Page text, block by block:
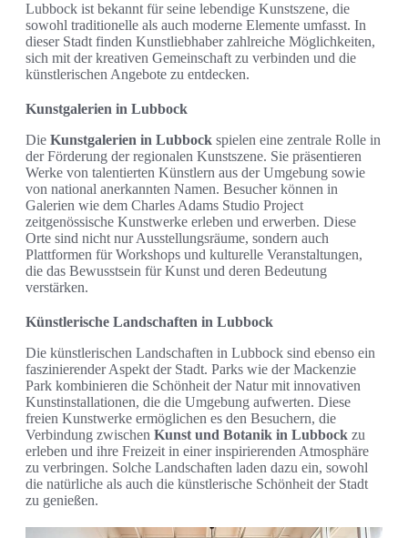
Lubbock ist bekannt für seine lebendige Kunstszene, die
sowohl traditionelle als auch moderne Elemente umfasst. In
dieser Stadt finden Kunstliebhaber zahlreiche Möglichkeiten,
sich mit der kreativen Gemeinschaft zu verbinden und die
künstlerischen Angebote zu entdecken.
Kunstgalerien in Lubbock
Die Kunstgalerien in Lubbock spielen eine zentrale Rolle in
der Förderung der regionalen Kunstszene. Sie präsentieren
Werke von talentierten Künstlern aus der Umgebung sowie
von national anerkannten Namen. Besucher können in
Galerien wie dem Charles Adams Studio Project
zeitgenössische Kunstwerke erleben und erwerben. Diese
Orte sind nicht nur Ausstellungsräume, sondern auch
Plattformen für Workshops und kulturelle Veranstaltungen,
die das Bewusstsein für Kunst und deren Bedeutung
verstärken.
Künstlerische Landschaften in Lubbock
Die künstlerischen Landschaften in Lubbock sind ebenso ein
faszinierender Aspekt der Stadt. Parks wie der Mackenzie
Park kombinieren die Schönheit der Natur mit innovativen
Kunstinstallationen, die die Umgebung aufwerten. Diese
freien Kunstwerke ermöglichen es den Besuchern, die
Verbindung zwischen Kunst und Botanik in Lubbock zu
erleben und ihre Freizeit in einer inspirierenden Atmosphäre
zu verbringen. Solche Landschaften laden dazu ein, sowohl
die natürliche als auch die künstlerische Schönheit der Stadt
zu genießen.